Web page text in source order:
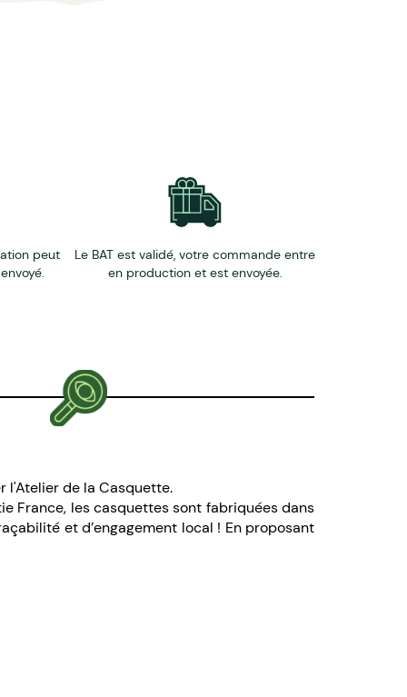
peut
Le BAT est validé, votre commande entre
en production et est envoyée.
l'Atelier de la Casquette.
France, les casquettes sont fabriquées dans
et d’engagement local ! En proposant